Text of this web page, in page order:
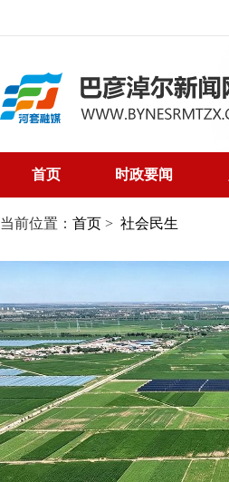
首页 时政要闻
当前位置： 首页 > 社会民生